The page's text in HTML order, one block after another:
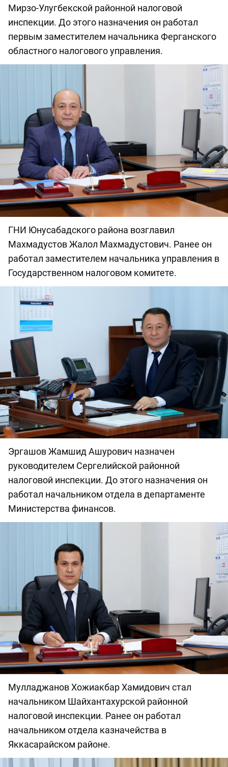
Мирзо-Улугбекской районной налоговой
инспекции. До этого назначения он работал
первым заместителем начальника Ферганского
областного налогового управления.
ГНИ Юнусабадского района возглавил
Махмадустов Жалол Махмадустович. Ранее он
работал заместителем начальника управления в
Государственном налоговом комитете.
Эргашов Жамшид Ашурович назначен
руководителем Сергелийской районной
налоговой инспекции. До этого назначения он
работал начальником отдела в департаменте
Министерства финансов.
Мулладжанов Хожиакбар Хамидович стал
начальником Шайхантахурской районной
налоговой инспекции. Ранее он работал
начальником отдела казначейства в
Яккасарайском районе.